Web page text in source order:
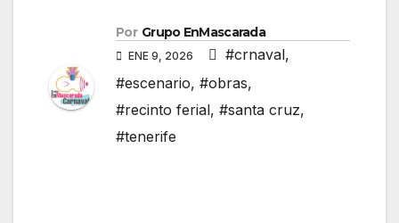
Por Grupo EnMascarada
ENE 9, 2026 #crnaval,
#escenario, #obras,
#recinto ferial, #santa cruz,
#tenerife